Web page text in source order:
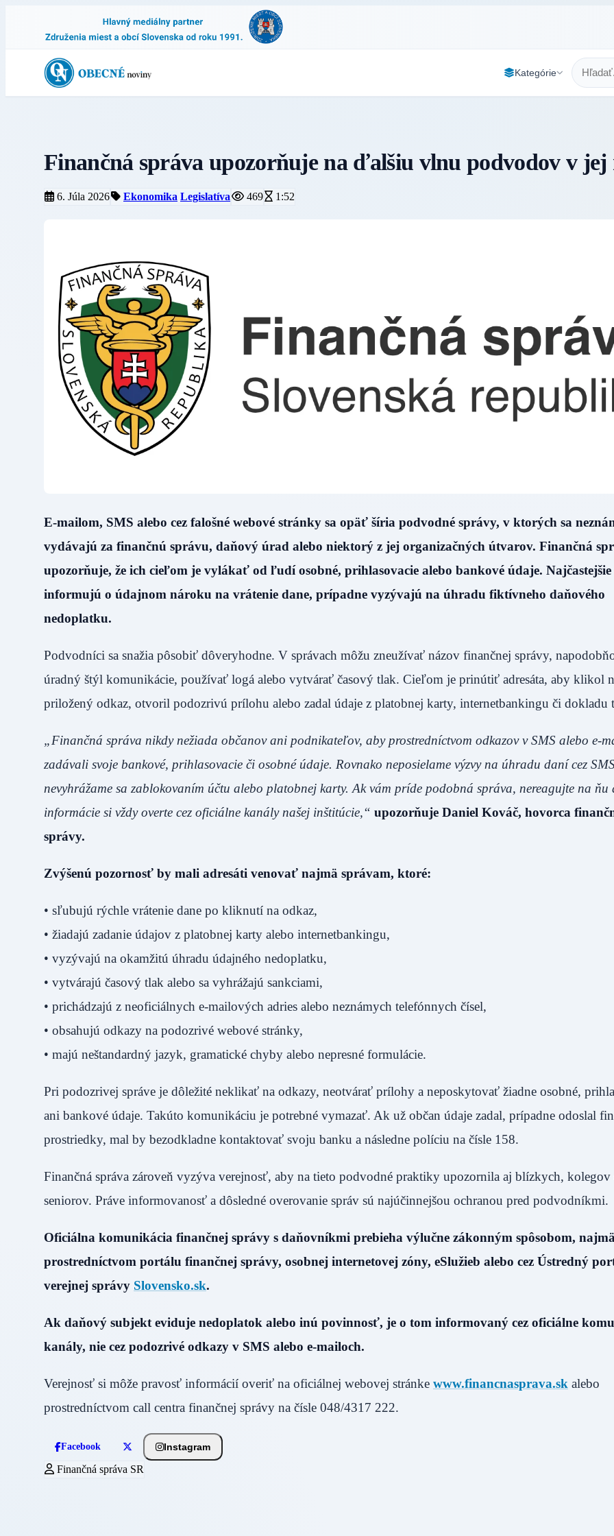
Kategórie
Finančná správa upozorňuje na ďalšiu vlnu podvodov v jej
6. Júla 2026 Ekonomika Legislatíva 469 1:52
E-mailom, SMS alebo cez falošné webové stránky sa opäť šíria podvodné správy, v ktorých sa
vydávajú za finančnú správu, daňový úrad alebo niektorý z jej organizačných útvarov. Finančná
upozorňuje, že ich cieľom je vylákať od ľudí osobné, prihlasovacie alebo bankové údaje. Najčastejšie
informujú o údajnom nároku na vrátenie dane, prípadne vyzývajú na úhradu fiktívneho daňového
nedoplatku.
Podvodníci sa snažia pôsobiť dôveryhodne. V správach môžu zneužívať názov finančnej správy,
úradný štýl komunikácie, používať logá alebo vytvárať časový tlak. Cieľom je prinútiť adresáta, aby klikol
priložený odkaz, otvoril podozrivú prílohu alebo zadal údaje z platobnej karty, internetbankingu či dokladu
„Finančná správa nikdy nežiada občanov ani podnikateľov, aby prostredníctvom odkazov v SMS alebo e-
zadávali svoje bankové, prihlasovacie či osobné údaje. Rovnako neposielame výzvy na úhradu daní cez
nevyhrážame sa zablokovaním účtu alebo platobnej karty. Ak vám príde podobná správa, nereagujte na ňu
informácie si vždy overte cez oficiálne kanály našej inštitúcie,“ upozorňuje Daniel Kováč, hovorca
správy.
Zvýšenú pozornosť by mali adresáti venovať najmä správam, ktoré:
• sľubujú rýchle vrátenie dane po kliknutí na odkaz,
• žiadajú zadanie údajov z platobnej karty alebo internetbankingu,
• vyzývajú na okamžitú úhradu údajného nedoplatku,
• vytvárajú časový tlak alebo sa vyhrážajú sankciami,
• prichádzajú z neoficiálnych e-mailových adries alebo neznámych telefónnych čísel,
• obsahujú odkazy na podozrivé webové stránky,
• majú neštandardný jazyk, gramatické chyby alebo nepresné formulácie.
Pri podozrivej správe je dôležité neklikať na odkazy, neotvárať prílohy a neposkytovať žiadne osobné,
ani bankové údaje. Takúto komunikáciu je potrebné vymazať. Ak už občan údaje zadal, prípadne odoslal
prostriedky, mal by bezodkladne kontaktovať svoju banku a následne políciu na čísle 158.
Finančná správa zároveň vyzýva verejnosť, aby na tieto podvodné praktiky upozornila aj blízkych, kolegov
seniorov. Práve informovanosť a dôsledné overovanie správ sú najúčinnejšou ochranou pred podvodníkmi.
Oficiálna komunikácia finančnej správy s daňovníkmi prebieha výlučne zákonným spôsobom,
prostredníctvom portálu finančnej správy, osobnej internetovej zóny, eSlužieb alebo cez Ústredný
verejnej správy Slovensko.sk.
Ak daňový subjekt eviduje nedoplatok alebo inú povinnosť, je o tom informovaný cez oficiálne
kanály, nie cez podozrivé odkazy v SMS alebo e-mailoch.
Verejnosť si môže pravosť informácií overiť na oficiálnej webovej stránke www.financnasprava.sk alebo
prostredníctvom call centra finančnej správy na čísle 048/4317 222.
Facebook Instagram
Finančná správa SR